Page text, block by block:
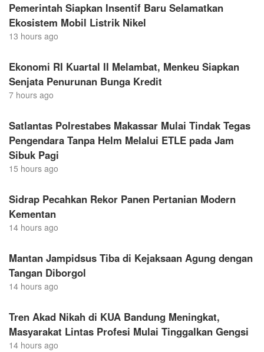
Pemerintah Siapkan Insentif Baru Selamatkan
Ekosistem Mobil Listrik Nikel
13 hours ago
Ekonomi RI Kuartal II Melambat, Menkeu Siapkan
Senjata Penurunan Bunga Kredit
7 hours ago
Satlantas Polrestabes Makassar Mulai Tindak Tegas
Pengendara Tanpa Helm Melalui ETLE pada Jam
Sibuk Pagi
15 hours ago
Sidrap Pecahkan Rekor Panen Pertanian Modern
Kementan
14 hours ago
Mantan Jampidsus Tiba di Kejaksaan Agung dengan
Tangan Diborgol
14 hours ago
Tren Akad Nikah di KUA Bandung Meningkat,
Masyarakat Lintas Profesi Mulai Tinggalkan Gengsi
14 hours ago